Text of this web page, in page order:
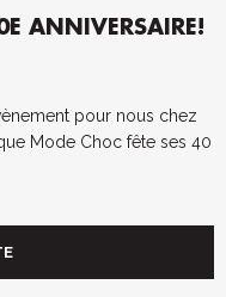
ANNIVERSAIRE!
pour nous chez
Mode Choc fête ses 40